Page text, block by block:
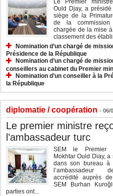
Le Premier
Ould Djay, a
siège de la
de la commission
chargée de la mise
classement des
Nomination d’un chargé de
Présidence de la République
Nomination d’un chargé de
conseillers au cabinet du Premier
Nomination d’un conseiller à la
la République
diplomatie / coopération - 06/
Le premier ministre
l’ambassadeur turc
SEM le Premier
Mokhtar Ould Diay,
dans son bureau à
l’ambassadeur
accrédité auprès
SEM Burhan
parties ont...